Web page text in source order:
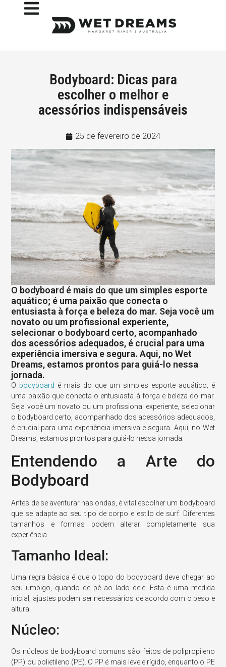
Bodyboard: Dicas para
escolher o melhor e
acessórios indispensáveis
25 de fevereiro de 2024
O bodyboard é mais do que um simples esporte
aquático; é uma paixão que conecta o
entusiasta à força e beleza do mar. Seja você um
novato ou um profissional experiente,
selecionar o bodyboard certo, acompanhado
dos acessórios adequados, é crucial para uma
experiência imersiva e segura. Aqui, no Wet
Dreams, estamos prontos para guiá-lo nessa
jornada.
O bodyboard é mais do que um simples esporte aquático; é
uma paixão que conecta o entusiasta à força e beleza do mar.
Seja você um novato ou um profissional experiente, selecionar
o bodyboard certo, acompanhado dos acessórios adequados,
é crucial para uma experiência imersiva e segura. Aqui, no Wet
Dreams, estamos prontos para guiá-lo nessa jornada.
Entendendo a Arte do
Bodyboard
Antes de se aventurar nas ondas, é vital escolher um bodyboard
que se adapte ao seu tipo de corpo e estilo de surf. Diferentes
tamanhos e formas podem alterar completamente sua
experiência.
Tamanho Ideal:
Uma regra básica é que o topo do bodyboard deve chegar ao
seu umbigo, quando de pé ao lado dele. Esta é uma medida
inicial; ajustes podem ser necessários de acordo com o peso e
altura.
Núcleo:
Os núcleos de bodyboard comuns são feitos de polipropileno
(PP) ou polietileno (PE). O PP é mais leve e rígido, enquanto o PE